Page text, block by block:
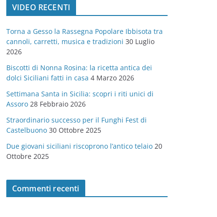
o
r
e
VIDEO RECENTI
Torna a Gesso la Rassegna Popolare Ibbisota tra
cannoli, carretti, musica e tradizioni 30 Luglio
2026
Biscotti di Nonna Rosina: la ricetta antica dei
dolci Siciliani fatti in casa 4 Marzo 2026
Settimana Santa in Sicilia: scopri i riti unici di
Assoro 28 Febbraio 2026
Straordinario successo per il Funghi Fest di
Castelbuono 30 Ottobre 2025
Due giovani siciliani riscoprono l’antico telaio 20
Ottobre 2025
Commenti recenti